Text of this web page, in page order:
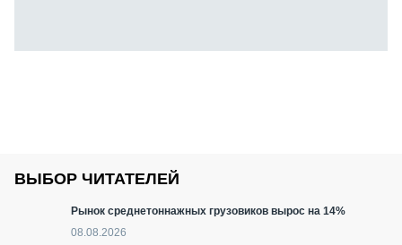
ВЫБОР ЧИТАТЕЛЕЙ
Рынок среднетоннажных грузовиков вырос на 14%
08.08.2026